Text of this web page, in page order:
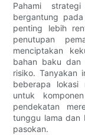
Pahami
bergantung
penting lebih
penutupan
menciptakan
bahan baku dan
risiko. Tanyakan
beberapa lokasi
untuk
pendekatan
tunggu lama dan
pasokan.